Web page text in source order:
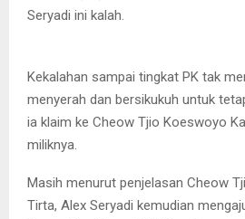
Seryadi ini kalah.mendapatkan salinan putusan
Kekalahan sampai tingkat PK tak
menyerah dan bersikukuh untuk
ia klaim ke Cheow Tjio Koeswoyo
miliknya.
Masih menurut penjelasan Cheow
Tirta, Alex Seryadi kemudian